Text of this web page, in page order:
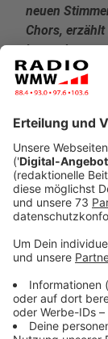
neuen
Chors,
besonders
Veröffentlicht:
Anzeige
Wer Spaß
Bei den
Kirchensongs,
dem Radio